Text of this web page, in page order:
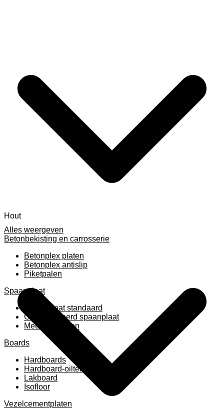
Alles weergeven
Betonbekisting en carrosserie
Betonplex platen
Betonplex antislip
Piketpalen
Spaanplaat
Spaanplaat standaard
Geplastificeerd spaanplaat
Meubelpanelen
Boards
Hardboards
Hardboard-oiltemperated
Lakboard
Isofloor
Vezelcementplaten
Hout